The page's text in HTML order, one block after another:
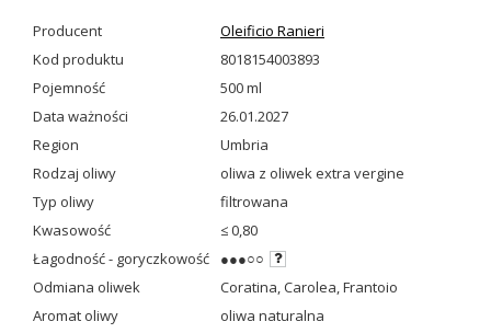
Producent
Oleificio Ranieri
Kod produktu
8018154003893
Pojemność
500 ml
Data ważności
26.01.2027
Region
Umbria
Rodzaj oliwy
oliwa z oliwek extra vergine
Typ oliwy
filtrowana
Kwasowość
≤ 0,80
Łagodność - goryczkowość
●●●○○
Odmiana oliwek
Coratina,Carolea,Frantoio
Aromat oliwy
oliwa naturalna